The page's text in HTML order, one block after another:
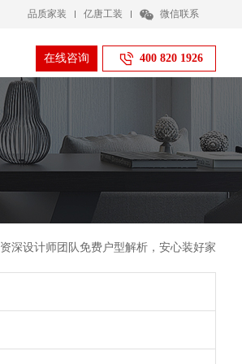
品质家装 亿唐工装 微信联系
在线咨询 400 820 1926
资深设计师团队免费户型解析，安心装好家